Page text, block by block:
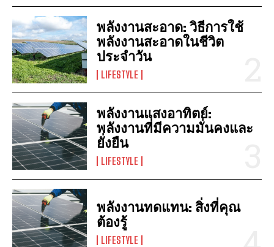
พลังงานสะอาด: วิธีการใช้
พลังงานสะอาดในชีวิต
ประจำวัน
LIFESTYLE
พลังงานแสงอาทิตย์:
พลังงานที่มีความมั่นคงและ
ยั่งยืน
LIFESTYLE
พลังงานทดแทน: สิ่งที่คุณ
ต้องรู้
LIFESTYLE